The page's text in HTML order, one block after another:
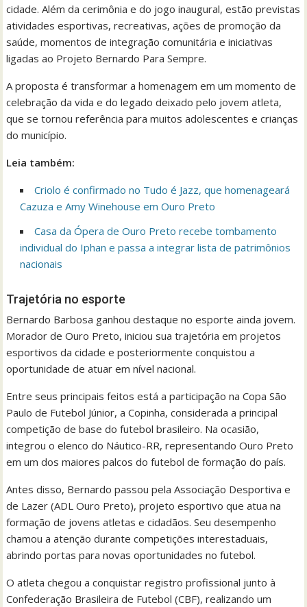
cidade. Além da cerimônia e do jogo inaugural, estão previstas
atividades esportivas, recreativas, ações de promoção da
saúde, momentos de integração comunitária e iniciativas
ligadas ao Projeto Bernardo Para Sempre.
A proposta é transformar a homenagem em um momento de
celebração da vida e do legado deixado pelo jovem atleta,
que se tornou referência para muitos adolescentes e crianças
do município.
Leia também:
Criolo é confirmado no Tudo é Jazz, que homenageará
Cazuza e Amy Winehouse em Ouro Preto
Casa da Ópera de Ouro Preto recebe tombamento
individual do Iphan e passa a integrar lista de patrimônios
nacionais
Trajetória no esporte
Bernardo Barbosa ganhou destaque no esporte ainda jovem.
Morador de Ouro Preto, iniciou sua trajetória em projetos
esportivos da cidade e posteriormente conquistou a
oportunidade de atuar em nível nacional.
Entre seus principais feitos está a participação na Copa São
Paulo de Futebol Júnior, a Copinha, considerada a principal
competição de base do futebol brasileiro. Na ocasião,
integrou o elenco do Náutico-RR, representando Ouro Preto
em um dos maiores palcos do futebol de formação do país.
Antes disso, Bernardo passou pela Associação Desportiva e
de Lazer (ADL Ouro Preto), projeto esportivo que atua na
formação de jovens atletas e cidadãos. Seu desempenho
chamou a atenção durante competições interestaduais,
abrindo portas para novas oportunidades no futebol.
O atleta chegou a conquistar registro profissional junto à
Confederação Brasileira de Futebol (CBF), realizando um